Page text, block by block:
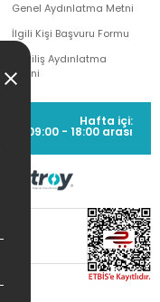
Genel Aydınlatma Metni
İlgili Kişi Başvuru Formu
Çekiliş Aydınlatma
Metni
Hafta içi:
09:00 - 18:00 arası